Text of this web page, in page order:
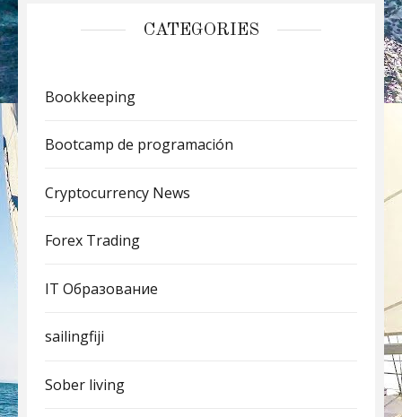
CATEGORIES
Bookkeeping
Bootcamp de programación
Cryptocurrency News
Forex Trading
IT Образование
sailingfiji
Sober living